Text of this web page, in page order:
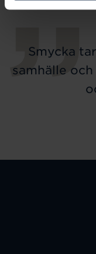
Smycka
samhälle